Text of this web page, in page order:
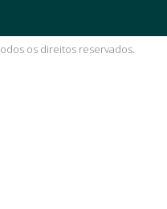
os direitos reservados.